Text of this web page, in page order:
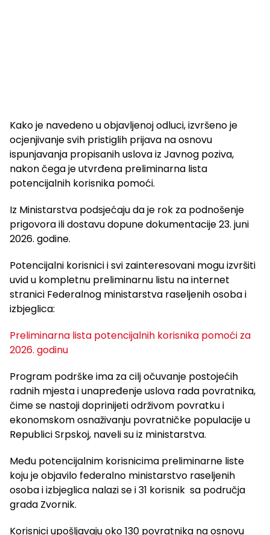
Kako je navedeno u objavljenoj odluci, izvršeno je
ocjenjivanje svih pristiglih prijava na osnovu
ispunjavanja propisanih uslova iz Javnog poziva,
nakon čega je utvrđena preliminarna lista
potencijalnih korisnika pomoći.
Iz Ministarstva podsjećaju da je rok za podnošenje
prigovora ili dostavu dopune dokumentacije 23. juni
2026. godine.
Potencijalni korisnici i svi zainteresovani mogu izvršiti
uvid u kompletnu preliminarnu listu na internet
stranici Federalnog ministarstva raseljenih osoba i
izbjeglica:
Preliminarna lista potencijalnih korisnika pomoći za
2026. godinu
Program podrške ima za cilj očuvanje postojećih
radnih mjesta i unapređenje uslova rada povratnika,
čime se nastoji doprinijeti održivom povratku i
ekonomskom osnaživanju povratničke populacije u
Republici Srpskoj, naveli su iz ministarstva.
Među potencijalnim korisnicima preliminarne liste
koju je objavilo federalno ministarstvo raseljenih
osoba i izbjeglica nalazi se i 31 korisnik sa područja
grada Zvornik.
Korisnici upošljavaju oko 130 povratnika na osnovu